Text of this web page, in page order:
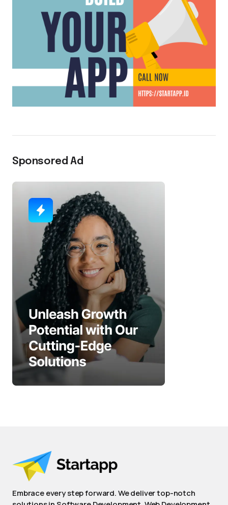
Sponsored Ad
Embrace every step forward. We deliver top-notch